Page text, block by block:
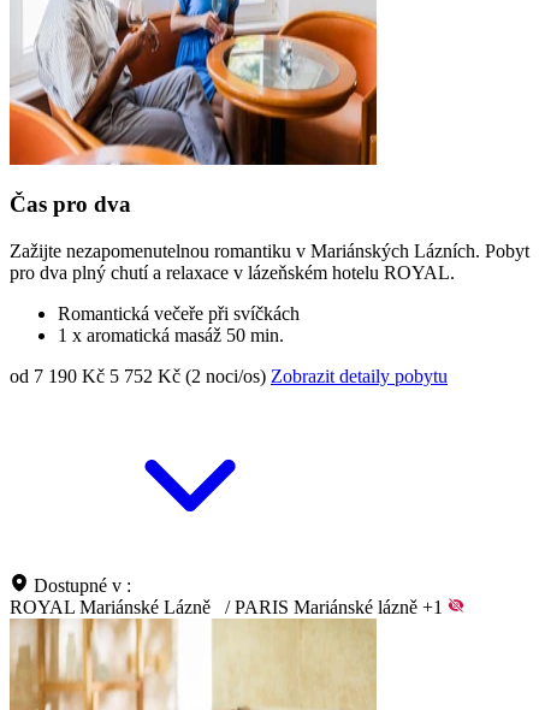
Čas pro dva
Zažijte nezapomenutelnou romantiku v Mariánských Lázních. Pobyt
pro dva plný chutí a relaxace v lázeňském hotelu ROYAL.
Romantická večeře při svíčkách
1 x aromatická masáž 50 min.
od 7 190 Kč 5 752 Kč (2 noci/os) Zobrazit detaily pobytu
Dostupné v :
ROYAL Mariánské Lázně
/ PARIS Mariánské lázně +1